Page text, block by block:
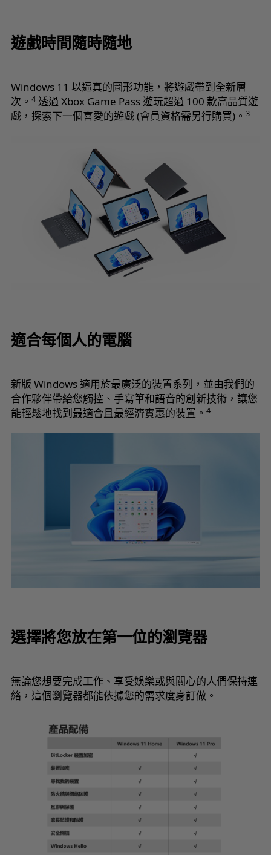
遊戲時間隨時隨地
Windows 11 以逼真的圖形功能，將遊戲帶到全新層
次。 4透過 Xbox Game Pass 遊玩超過 100 款高品質遊
戲，探索下一個喜愛的遊戲 (會員資格需另行購買)。 3
適合每個人的電腦
新版 Windows 適用於最廣泛的裝置系列，並由我們的
合作夥伴帶給您觸控、手寫筆和語音的創新技術，讓您
能輕鬆地找到最適合且最經濟實惠的裝置。 4
選擇將您放在第一位的瀏覽器
無論您想要完成工作、享受娛樂或與關心的人們保持連
絡，這個瀏覽器都能依據您的需求度身訂做。